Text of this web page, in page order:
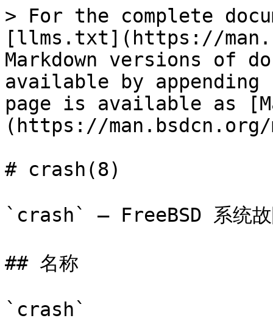
> For the complete
[llms.txt](https://
Markdown versions of
available by
page is available as
(https://man.bsdcn.org/
# crash(8)
`crash` — FreeBSD 系统
## 名称
`crash`